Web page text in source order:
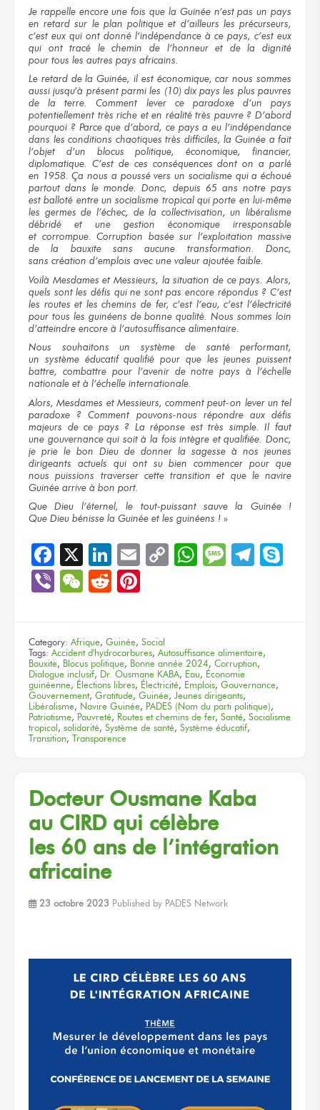
Je rappelleencoreune fois que la Guinée n’est pas un pays
en retard sur le plan politiqueet d’ailleurs les précurseurs,
c’est eux qui ont donné l’indépendance à ce pays, c’est eux
qui onttracé le chemin de l’honneur et de la dignité
pour tous les autres pays africains.
Le retard de la Guinée, il estéconomique,car nous sommes
aussi jusqu’à présent parmiles (10) dixpaysles plus pauvres
de la terre.
Comment lever ce paradoxe
d’un pays
potentiellement très riche et en réalité très pauvre ? D’abord
pourquoi ? Parce que d’abord, ce pays a eu l’indépendance
dans les conditions chaotiquestrès difficiles, la Guinée a fait
l’objet d’un blocus politique, économique, financier,
diplomatique. C’est de ces conséquences dont on a parlé
en 1958. Ça nous a poussé vers un socialisme qui a échoué
partoutdans le monde. Donc, depuis 65 ans notre pays
est balloté entre un socialisme tropicalqui porte en lui-même
les germes de l’échec, de la collectivisation, un libéralisme
débridé et une gestion économique irresponsable
et corrompue. Corruption basée sur l’exploitation massive
de la bauxite
sans aucune transformation. Donc,
sans création d’emplois avec une valeur ajoutée faible.
Voilà Mesdameset Messieurs, la situation de ce pays. Alors,
quels sont les défis qui ne sont pas encore répondus ? C’est
les routes et les chemins de fer, c’est l’eau, c’est l’électricité
pour tous les guinéens de bonne qualité.Nous sommes loin
d’atteindre encore à l’autosuffisance alimentaire.
Nous souhaitons
un système de santéperformant,
un systèmeéducatif qualifié pour que les jeunes puissent
battre, combattre pour l’avenir de notre paysà l’échelle
nationale et à l’échelle internationale.
Alors, Mesdames et Messieurs, comment peut-on lever un tel
paradoxe ? Comment pouvons-nous répondre aux défis
majeurs de ce pays ? La réponse est très simple. Il faut
une gouvernance qui soit à la fois intègre et qualifiée. Donc,
je prie le bon Dieu de donner la sagesse à nos jeunes
dirigeants actuels qui ont subien commencerpour que
nous puissions traverser cette transition et que le navire
Guinée arrive à bon port.
Que Dieu l’éternel,le tout-puissantsauvela Guinée !
Que Dieu bénisse la Guinée et les guinéens ! »
Facebook
X LinkedIn
EmailCopyWhatsApp
Message
ViberWeChat
Reddit
Category: Afrique, Guinée, Social
Tags: Accident d'hydrocarbures, Autosuffisance alimentaire,
Bauxite, Blocus politique, Bonne année 2024, Corruption,
Dialogue inclusif, Dr. Ousmane KABA, Eau, Économie
guinéenne, Élections libres, Électricité, Emplois, Gouvernance,
Gouvernement, Gratitude, Guinée, Jeunes dirigeants,
Libéralisme, Navire Guinée, PADES (Nom du parti politique),
Patriotisme, Pauvreté, Routes et chemins de fer, Santé, Socialisme
tropical , solidarité, Système de santé, Système éducatif,
Transition, Transparence
Docteur Ousmane Kaba
au CIRD qui célèbre
les 60 ans de l’intégration
africaine
23 octobre 2023 Published by PADES Network